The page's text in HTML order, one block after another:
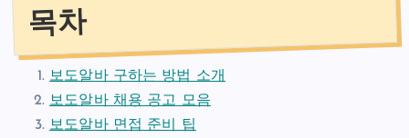
목차
보도알바 구하는 방법 소개
보도알바 채용 공고 모음
보도알바 면접 준비 팁